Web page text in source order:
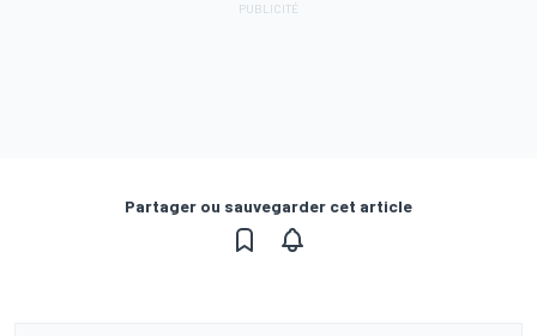
Partager ou sauvegarder cet article